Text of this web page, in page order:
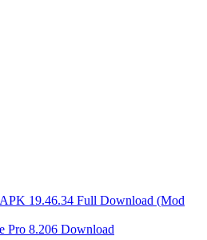
19.46.34 Full Download (Mod
Pro 8.206 Download